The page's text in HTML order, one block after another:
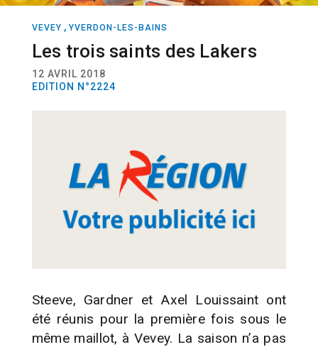
VEVEY , YVERDON-LES-BAINS
Les trois saints des Lakers
12 AVRIL 2018
EDITION N°2224
Steeve, Gardner et Axel Louissaint ont
été réunis pour la première fois sous le
même maillot, à Vevey. La saison n’a pas